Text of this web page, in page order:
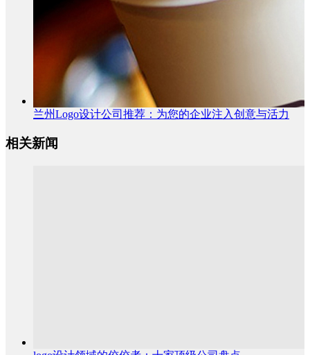
兰州Logo设计公司推荐：为您的企业注入创意与活力
相关新闻